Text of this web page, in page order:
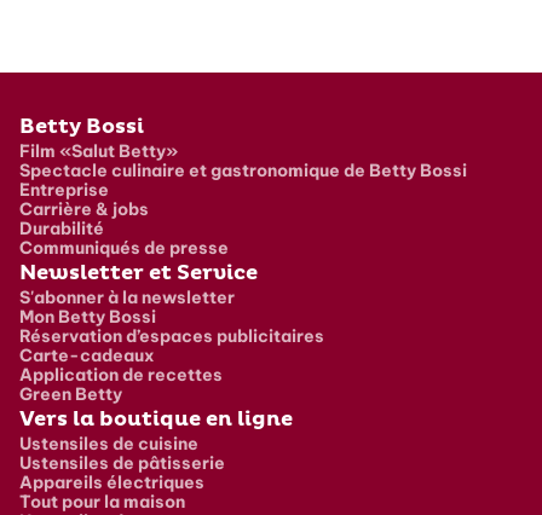
Pied de page
Betty Bossi
Film «Salut Betty»
Spectacle culinaire et gastronomique de Betty Bossi
Entreprise
Carrière & jobs
Durabilité
Communiqués de presse
Newsletter et Service
S'abonner à la newsletter
Mon Betty Bossi
Réservation d’espaces publicitaires
Carte-cadeaux
Application de recettes
Green Betty
Vers la boutique en ligne
Ustensiles de cuisine
Ustensiles de pâtisserie
Appareils électriques
Tout pour la maison